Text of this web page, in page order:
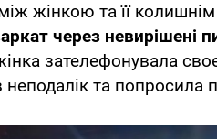
жінкою та її колишнім
через невирішені
зателефонувала
та попросила